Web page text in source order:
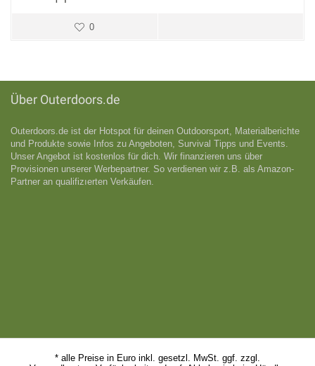
0
Über Outerdoors.de
Outerdoors.de ist der Hotspot für deinen Outdoorsport, Materialberichte
und Produkte sowie Infos zu Angeboten, Survival Tipps und Events.
Unser Angebot ist kostenlos für dich. Wir finanzieren uns über
Provisionen unserer Werbepartner. So verdienen wir z.B. als Amazon-
Partner an qualifizıerten Verkäufen.
* alle Preise in Euro inkl. gesetzl. MwSt. ggf. zzgl.